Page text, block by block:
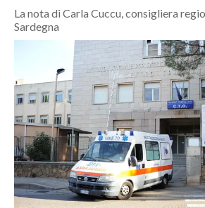
ITALIA
POLITICA
ECONOMIA
SERVIZI ALLE IMPRESE
LAVORO
BANDI
La nota di Carla Cuccu, consigliera
Sardegna